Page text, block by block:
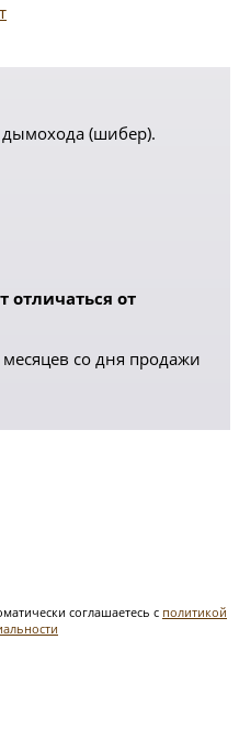
(шибер).
от
со дня продажи
соглашаетесь с политикой